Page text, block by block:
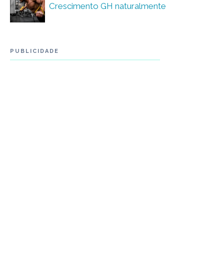
Crescimento GH naturalmente
PUBLICIDADE